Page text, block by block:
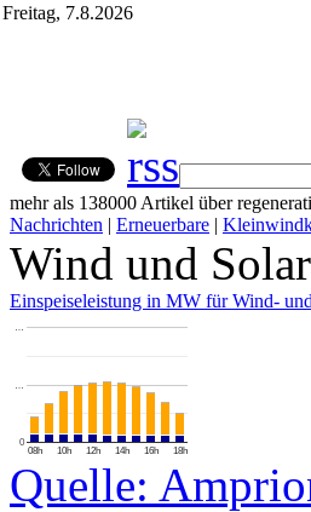
Freitag, 7.8.2026
mehr als 138000 Artikel über
Nachrichten | Erneuerbare |
Wind und
Einspeiseleistung in MW für Wind-
08h 10h 12h 14h 16h 18h
0
…
…
Quelle: